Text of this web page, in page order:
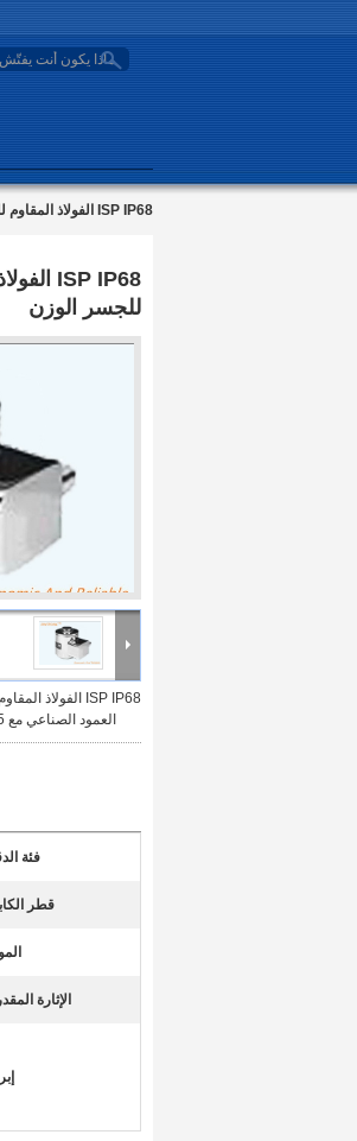
search
ISP IP68 الفولاذ المقاوم للصدأ IP68 خلية حمولة العمود الصناعي مع 0.295 سترة البوليوريثين للجسر الوزن
للجسر الوزن
العمود الصناعي مع 0.295 سترة البوليوريثين للجسر الوزن
فئة
قطر
الإثارة